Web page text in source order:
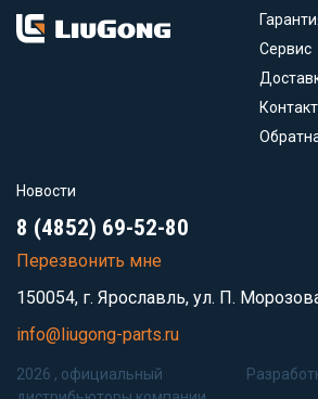
Сервис
Новости
8 (4852) 69-52-80
Перезвонить мне
150054, г. Ярославль, ул. П.
info@liugong-parts.ru
2026 , официальный